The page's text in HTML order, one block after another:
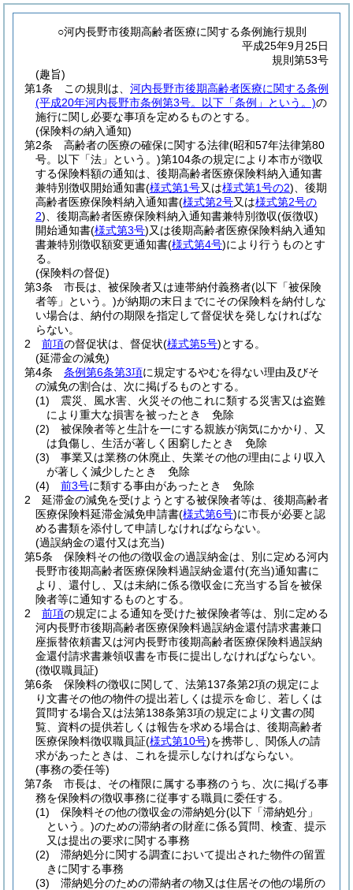
○河内長野市後期高齢者医療に関する条例施行規則
平成25年9月25日
規則第53号
(趣旨)
第1条
この規則は、 河内長野市後期高齢者医療に関する条例
(平成20年河内長野市条例第3号。以下「条例」という。)の
施行に関し必要な事項を定めるものとする。
(保険料の納入通知)
第2条
高齢者の医療の確保に関する法律(昭和57年法律第80
号。以下「法」という。)第104条の規定により本市が徴収
する保険料額の通知は、後期高齢者医療保険料納入通知書
兼特別徴収開始通知書(様式第1号又は様式第1号の2) 、後期
高齢者医療保険料納入通知書(様式第2号又は様式第2号の
2) 、後期高齢者医療保険料納入通知書兼特別徴収(仮徴収)
開始通知書(様式第3号)又は後期高齢者医療保険料納入通知
書兼特別徴収額変更通知書(様式第4号)により行うものとす
る。
(保険料の督促)
第3条
市長は、被保険者又は連帯納付義務者(以下「被保険
者等」という。)が納期の末日までにその保険料を納付しな
い場合は、納付の期限を指定して督促状を発しなければな
らない。
2
前項の督促状は、督促状(様式第5号)とする。
(延滞金の減免)
第4条
条例第6条第3項に規定するやむを得ない理由及びそ
の減免の割合は、次に掲げるものとする。
(1)
震災、風水害、火災その他これに類する災害又は盗難
により重大な損害を被ったとき 免除
(2)
被保険者等と生計を一にする親族が病気にかかり、又
は負傷し、生活が著しく困窮したとき 免除
(3)
事業又は業務の休廃止、失業その他の理由により収入
が著しく減少したとき 免除
(4)
前3号に類する事由があったとき 免除
2
延滞金の減免を受けようとする被保険者等は、後期高齢者
医療保険料延滞金減免申請書(様式第6号)に市長が必要と認
める書類を添付して申請しなければならない。
(過誤納金の還付又は充当)
第5条
保険料その他の徴収金の過誤納金は、別に定める河内
長野市後期高齢者医療保険料過誤納金還付(充当)通知書に
より、還付し、又は未納に係る徴収金に充当する旨を被保
険者等に通知するものとする。
2
前項の規定による通知を受けた被保険者等は、別に定める
河内長野市後期高齢者医療保険料過誤納金還付請求書兼口
座振替依頼書又は河内長野市後期高齢者医療保険料過誤納
金還付請求書兼領収書を市長に提出しなければならない。
(徴収職員証)
第6条
保険料の徴収に関して、法第137条第2項の規定によ
り文書その他の物件の提出若しくは提示を命じ、若しくは
質問する場合又は法第138条第3項の規定により文書の閲
覧、資料の提供若しくは報告を求める場合は、後期高齢者
医療保険料徴収職員証(様式第10号)を携帯し、関係人の請
求があったときは、これを提示しなければならない。
(事務の委任等)
第7条
市長は、その権限に属する事務のうち、次に掲げる事
務を保険料の徴収事務に従事する職員に委任する。
(1)
保険料その他の徴収金の滞納処分(以下「滞納処分」
という。)のための滞納者の財産に係る質問、検査、提示
又は提出の要求に関する事務
(2)
滞納処分に関する調査において提出された物件の留置
きに関する事務
(3)
滞納処分のための滞納者の物又は住居その他の場所の